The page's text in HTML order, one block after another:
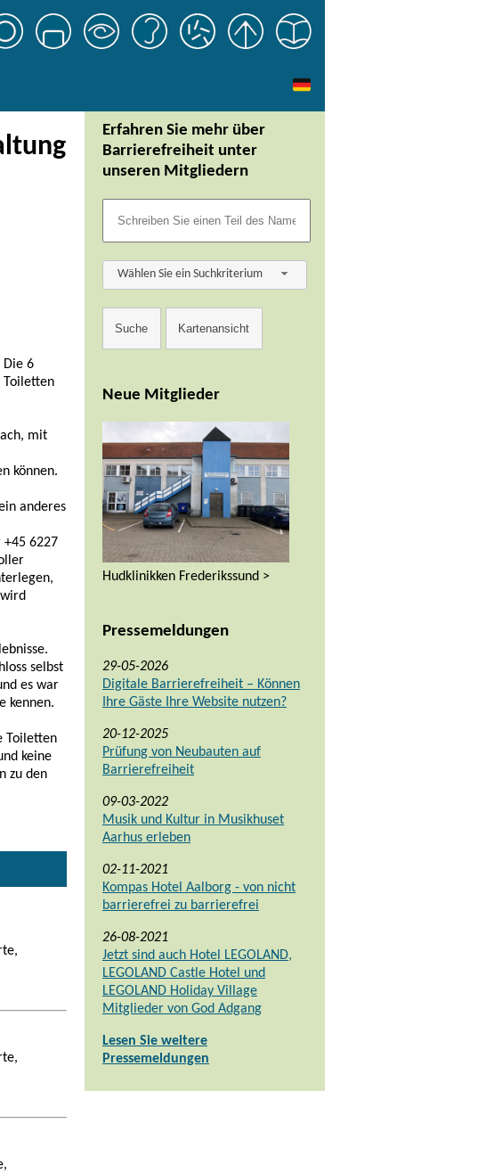
Die 6
Toiletten
mit
können.
anderes
+45 6227
selbst
es war
kennen.
Toiletten
keine
zu den
Erfahren Sie mehr über
Barrierefreiheit unter
unseren Mitgliedern
Wählen Sie ein Suchkriterium
Neue Mitglieder
Hudklinikken Frederikssund >
Pressemeldungen
29-05-2026
Digitale Barrierefreiheit – Können
Ihre Gäste Ihre Website nutzen?
20-12-2025
Prüfung von Neubauten auf
Barrierefreiheit
09-03-2022
Musik und Kultur in Musikhuset
Aarhus erleben
02-11-2021
Kompas Hotel Aalborg - von nicht
barrierefrei zu barrierefrei
26-08-2021
Jetzt sind auch Hotel LEGOLAND,
LEGOLAND Castle Hotel und
LEGOLAND Holiday Village
Mitglieder von God Adgang
Lesen Sie weitere
Pressemeldungen